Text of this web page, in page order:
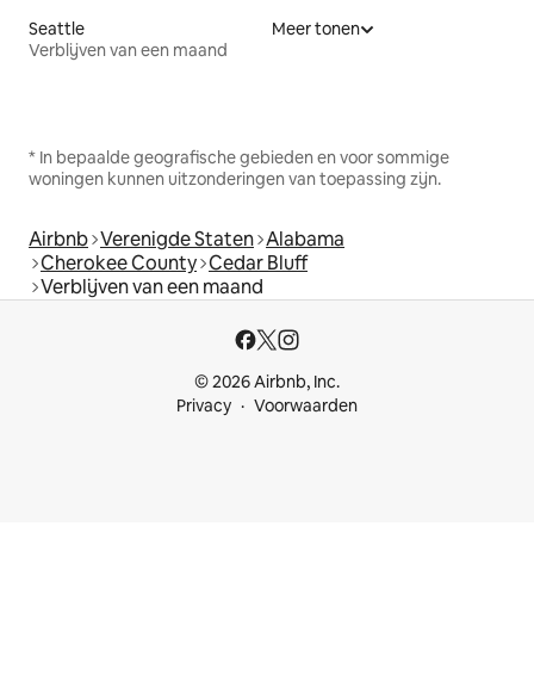
Seattle
Verblijven van een maand
Meer tonen
* In bepaalde geografische gebieden en voor sommige
woningen kunnen uitzonderingen van toepassing zijn.
Airbnb Verenigde Staten Alabama
Cherokee County Cedar Bluff
Verblijven van een maand
© 2026 Airbnb, Inc.
Privacy
Voorwaarden